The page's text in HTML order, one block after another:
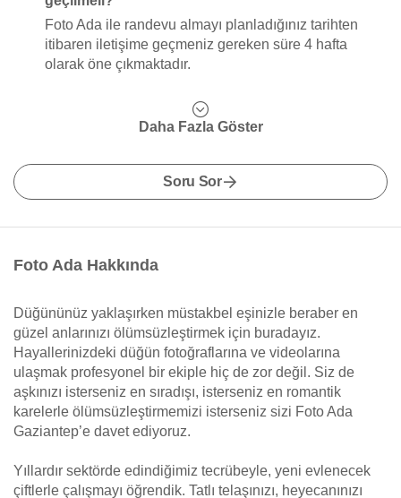
Foto Ada ile randevu almayı planladığınız tarihten
itibaren iletişime geçmeniz gereken süre 4 hafta
olarak öne çıkmaktadır.
Daha Fazla Göster
Soru Sor
Foto Ada Hakkında
Düğününüz yaklaşırken müstakbel eşinizle beraber en
güzel anlarınızı ölümsüzleştirmek için buradayız.
Hayallerinizdeki düğün fotoğraflarına ve videolarına
ulaşmak profesyonel bir ekiple hiç de zor değil. Siz de
aşkınızı isterseniz en sıradışı, isterseniz en romantik
karelerle ölümsüzleştirmemizi isterseniz sizi Foto Ada
Gaziantep’e davet ediyoruz.
Yıllardır sektörde edindiğimiz tecrübeyle, yeni evlenecek
çiftlerle çalışmayı öğrendik. Tatlı telaşınızı, heyecanınızı